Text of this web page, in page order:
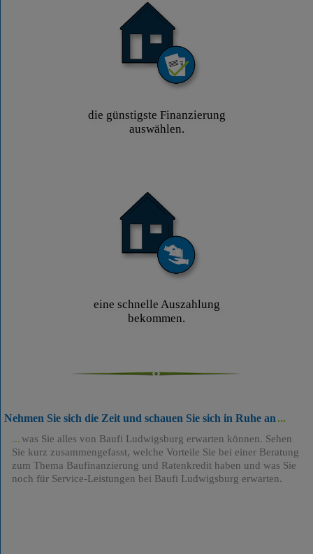
die günstigste Finanzierung
auswählen.
eine schnelle Auszahlung
bekommen.
Nehmen Sie sich die Zeit und schauen Sie sich in Ruhe an
was Sie alles von Baufi Ludwigsburg erwarten können. Sehen
Sie kurz zusammengefasst, welche Vorteile Sie bei einer Beratung
zum Thema Baufinanzierung und Ratenkredit haben und was Sie
noch für Service-Leistungen bei Baufi Ludwigsburg erwarten.